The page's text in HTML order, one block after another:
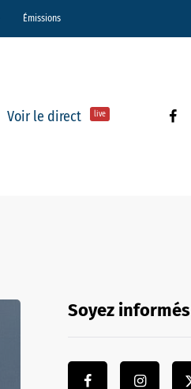
Émissions
Voir le direct live
Soyez informés